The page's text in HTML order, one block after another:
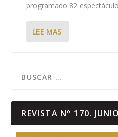
programado 82
LEE MAS
REVISTA Nº 170.